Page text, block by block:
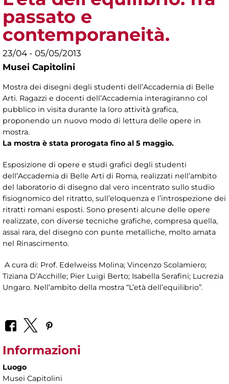
passato e
contemporaneità.
23/04 - 05/05/2013
Musei Capitolini
Mostra dei disegni degli studenti dell’Accademia di Belle
Arti. Ragazzi e docenti dell’Accademia interagiranno col
pubblico in visita durante la loro attività grafica,
proponendo un nuovo modo di lettura delle opere in
mostra.
La mostra è stata prorogata fino al 5 maggio.
Esposizione di opere e studi grafici degli studenti
dell’Accademia di Belle Arti di Roma, realizzati nell’ambito
del laboratorio di disegno dal vero incentrato sullo studio
fisiognomico del ritratto, sull’eloquenza e l’introspezione dei
ritratti romani esposti. Sono presenti alcune delle opere
realizzate, con diverse tecniche grafiche, compresa quella,
assai rara, del disegno con punte metalliche, molto amata
nel Rinascimento.
A cura di: Prof. Edelweiss Molina; Vincenzo Scolamiero;
Tiziana D’Acchille; Pier Luigi Berto; Isabella Serafini; Lucrezia
Ungaro. Nell’ambito della mostra “L’età dell’equilibrio”.
Informazioni
Luogo
Musei Capitolini